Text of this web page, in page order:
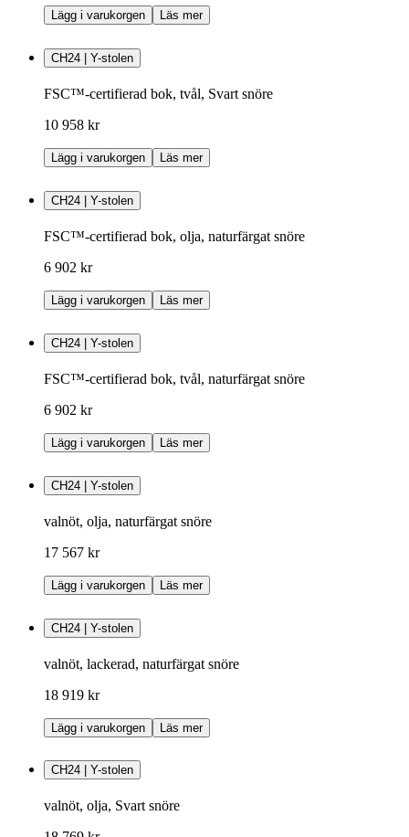
Lägg i varukorgen Läs mer
CH24 | Y-stolen
FSC™-certifierad bok, tvål, Svart snöre
10 958 kr
Lägg i varukorgen Läs mer
CH24 | Y-stolen
FSC™-certifierad bok, olja, naturfärgat snöre
6 902 kr
Lägg i varukorgen Läs mer
CH24 | Y-stolen
FSC™-certifierad bok, tvål, naturfärgat snöre
6 902 kr
Lägg i varukorgen Läs mer
CH24 | Y-stolen
valnöt, olja, naturfärgat snöre
17 567 kr
Lägg i varukorgen Läs mer
CH24 | Y-stolen
valnöt, lackerad, naturfärgat snöre
18 919 kr
Lägg i varukorgen Läs mer
CH24 | Y-stolen
valnöt, olja, Svart snöre